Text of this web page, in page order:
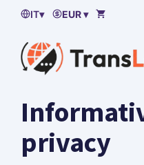
contenuto
IT▾ EUR ▾
privacy